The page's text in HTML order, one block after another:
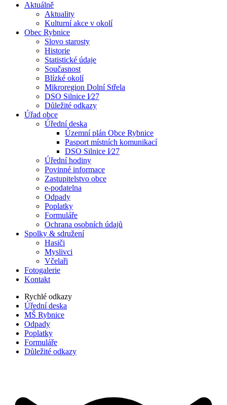
Aktuálně
Aktuality
Kulturní akce v okolí
Obec Rybnice
Slovo starosty
Historie
Statistické údaje
Současnost
Blízké okolí
Mikroregion Dolní Střela
DSO Silnice I⁄27
Důležité odkazy
Úřad obce
Úřední deska
Územní plán Obce Rybnice
Pasport místních komunikací
DSO Silnice I⁄27
Úřední hodiny
Povinné informace
Zastupitelstvo obce
e-podatelna
Odpady
Poplatky
Formuláře
Ochrana osobních údajů
Spolky & sdružení
Hasiči
Myslivci
Včelaři
Fotogalerie
Kontakt
Rychlé odkazy
Úřední deska
MŠ Rybnice
Odpady
Poplatky
Formuláře
Důležité odkazy